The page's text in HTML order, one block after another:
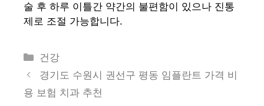
술 후 하루 이틀간 약간의 불편함이 있으나 진통
제로 조절 가능합니다.
카
테
리
건강
경기도 수원시 권선구 평동 임플란트 가격 비
용 보험 치과 추천